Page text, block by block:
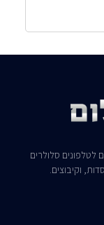
לטלפונים סלולרים
וקיבוצים.​